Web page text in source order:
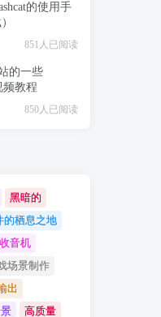
的使用手
851人已阅读
的一些
频教程
850人已阅读
黑暗的
的栖息之地
音机
场景制作
出
高质量